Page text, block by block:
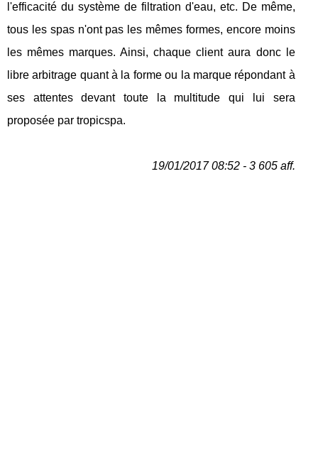
l'efficacité du système de filtration d'eau, etc. De même,
tous les spas n'ont pas les mêmes formes, encore moins
les mêmes marques. Ainsi, chaque client aura donc le
libre arbitrage quant à la forme ou la marque répondant à
ses attentes devant toute la multitude qui lui sera
proposée par tropicspa.
19/01/2017 08:52 - 3 605 aff.